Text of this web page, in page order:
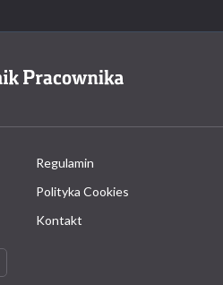
Regulamin
Polityka Cookies
Kontakt